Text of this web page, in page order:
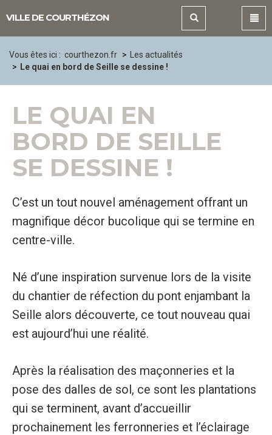
VILLE DE COURTHÉZON
Vous êtes ici : courthezon.fr
Les actualités
Le quai en bord de Seille se dessine !
LE QUAI EN
BORD DE SEILLE
SE DESSINE !
C’est un tout nouvel aménagement offrant un
magnifique décor bucolique qui se termine en
centre-ville.
Né d’une inspiration survenue lors de la visite
du chantier de réfection du pont enjambant la
Seille alors découverte, ce tout nouveau quai
est aujourd’hui une réalité.
Après la réalisation des maçonneries et la
pose des dalles de sol, ce sont les plantations
qui se terminent, avant d’accueillir
prochainement les ferronneries et l’éclairage